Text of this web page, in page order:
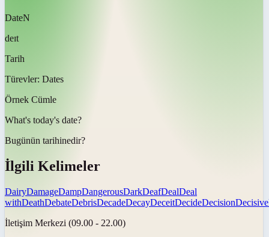
DateN
deɪt
Tarih
Türevler: Dates
Örnek Cümle
What's today's date?
Bugünün tarihinedir?
İlgili Kelimeler
DairyDamageDampDangerousDarkDeafDealDeal
withDeathDebateDebrisDecadeDecayDeceitDecideDecisionDecisive
İletişim Merkezi (09.00 - 22.00)